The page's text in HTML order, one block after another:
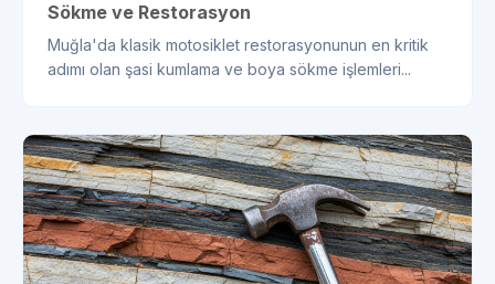
Sökme ve Restorasyon
Muğla'da klasik motosiklet restorasyonunun en kritik
adımı olan şasi kumlama ve boya sökme işlemleri...